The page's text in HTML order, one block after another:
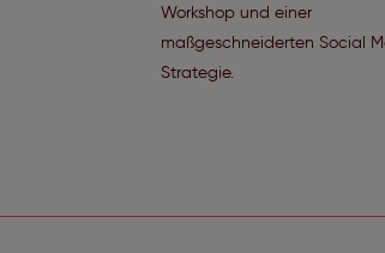
Workshop und einer
maßgeschneiderten Social
Strategie.